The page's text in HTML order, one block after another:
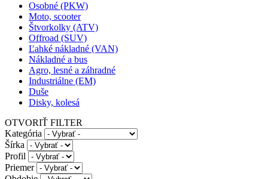
Osobné (PKW)
Moto, scooter
Štvorkolky (ATV)
Offroad (SUV)
Ľahké nákladné (VAN)
Nákladné a bus
Agro, lesné a záhradné
Industriálne (EM)
Duše
Disky, kolesá
OTVORIŤ FILTER
Kategória
Šírka
Profil
Priemer